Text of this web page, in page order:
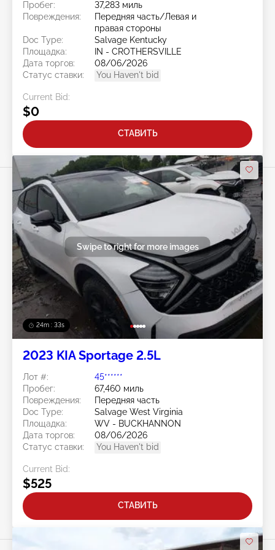
Пробег:
37,283 миль
Повреждения:
Передняя часть/Левая и
правая стороны
Doc Type:
Salvage Kentucky
Площадка:
IN - CROTHERSVILLE
Дата торгов:
08/06/2026
Статус ставки:
You Haven't bid
Current Bid:
$0
СТАВИТЬ
24m : 30s
Swipe to right for more images
2023 KIA Sportage 2.5L
Лот #:
45******
Пробег:
67,460 миль
Повреждения:
Передняя часть
Doc Type:
Salvage West Virginia
Площадка:
WV - BUCKHANNON
Дата торгов:
08/06/2026
Статус ставки:
You Haven't bid
Current Bid:
$525
СТАВИТЬ